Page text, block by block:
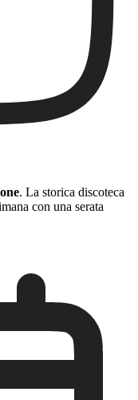
. La storica discoteca
con una serata